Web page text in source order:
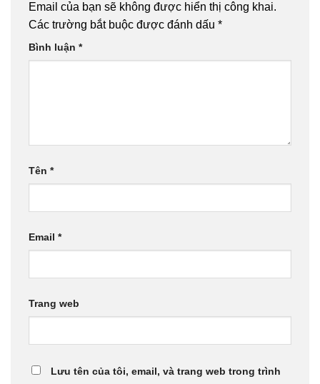
Email của bạn sẽ không được hiển thị công khai.
Các trường bắt buộc được đánh dấu *
Bình luận *
Tên *
Email *
Trang web
Lưu tên của tôi, email, và trang web trong trình